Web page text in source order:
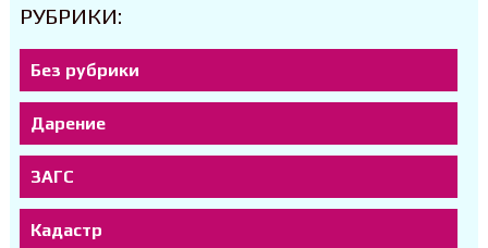
РУБРИКИ:
Без рубрики
Дарение
ЗАГС
Кадастр